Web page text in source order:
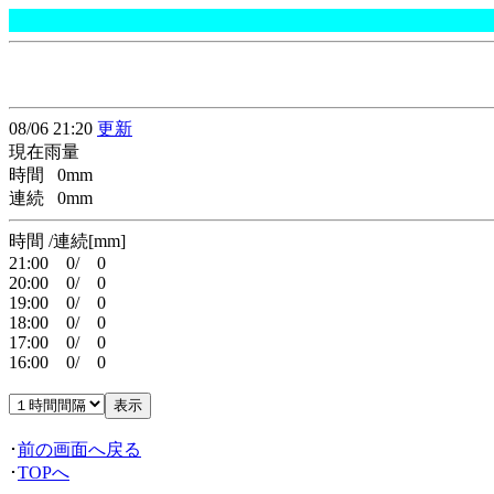
08/06 21:20 更新
現在雨量
時間 0mm
連続 0mm
時間 /連続[mm]
21:00 0/ 0
20:00 0/ 0
19:00 0/ 0
18:00 0/ 0
17:00 0/ 0
16:00 0/ 0
･前の画面へ戻る
･TOPへ